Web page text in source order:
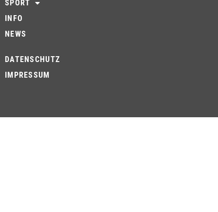
SPORT
INFO
NEWS
DATENSCHUTZ
IMPRESSUM